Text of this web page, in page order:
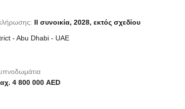
II συνοικία, 2028, εκτός σχεδίου
- Abu Dhabi - UAE
4 800 000 AED